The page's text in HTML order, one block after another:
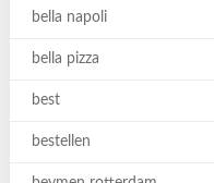
bella napoli
bella pizza
best
bestellen